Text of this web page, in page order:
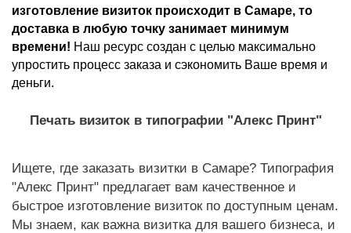
изготовление визиток происходит в Самаре, то
доставка в любую точку занимает минимум
времени! Наш ресурс создан с целью максимально
упростить процесс заказа и сэкономить Ваше время и
деньги.
Печать визиток в типографии "Алекс Принт"
Ищете, где заказать визитки в Самаре? Типография
"Алекс Принт" предлагает вам качественное и
быстрое изготовление визиток по доступным ценам.
Мы знаем, как важна визитка для вашего бизнеса, и